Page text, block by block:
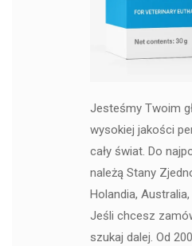
Jesteśmy Twoim
wysokiej jakości
cały świat. Do
należą Stany
Holandia,
Jeśli chcesz
szukaj dalej. Od